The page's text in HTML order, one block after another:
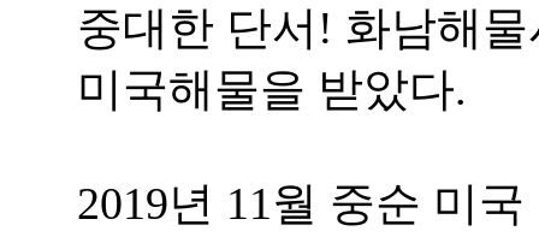
중대한 단서! 화남해
미국해물을 받았다.
2019년 11월 중순 미